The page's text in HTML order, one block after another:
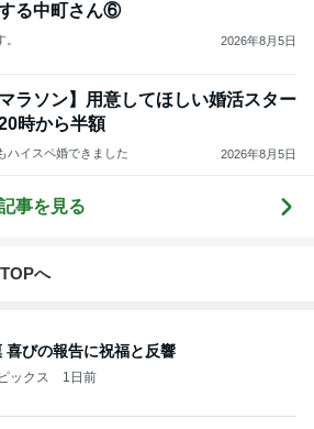
る中町さん⑥
2026年8月5日
マラソン】用意してほしい婚活スター
時から半額
ハイスペ婚できました 2026年8月5日
事を見る
へ
喜びの報告に祝福と反響
ックス 1日前